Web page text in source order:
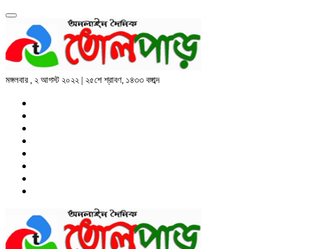
মঙ্গলবার , ২ আগস্ট ২০২২ | ২৫শে শ্রাবণ, ১৪৩৩ বঙ্গাব্দ